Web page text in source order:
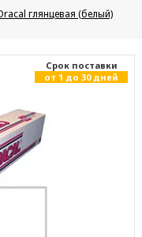
глянцевая (белый)
Cрок поставки
от 1 до 30 дней